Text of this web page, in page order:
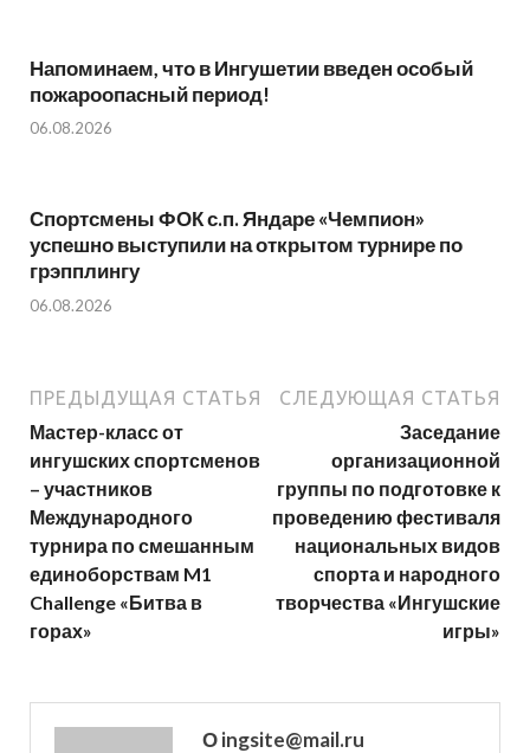
Напоминаем, что в Ингушетии введен особый
пожароопасный период!⁣⁣⠀
06.08.2026
Спортсмены ФОК с.п. Яндаре «Чемпион»
успешно выступили на открытом турнире по
грэпплингу
06.08.2026
ПРЕДЫДУЩАЯ СТАТЬЯ
Мастер-класс от
ингушских спортсменов
– участников
Международного
турнира по смешанным
единоборствам M1
Challenge «Битва в
горах»
СЛЕДУЮЩАЯ СТАТЬЯ
Заседание
организационной
группы по подготовке к
проведению фестиваля
национальных видов
спорта и народного
творчества «Ингушские
игры»
О ingsite@mail.ru